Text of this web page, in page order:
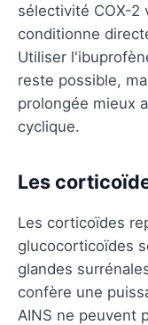
sélectivité COX-2
conditionne
Utiliser
reste possible,
prolongée mieux
cyclique.
Les
Les corticoïdes
glucocorticoïdes
glandes
confère une
AINS ne peuvent